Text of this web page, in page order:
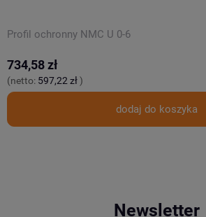
Profil ochronny NMC U 0-6
734,58 zł
(netto: 597,22 zł)
dodaj do koszyka
Newsletter